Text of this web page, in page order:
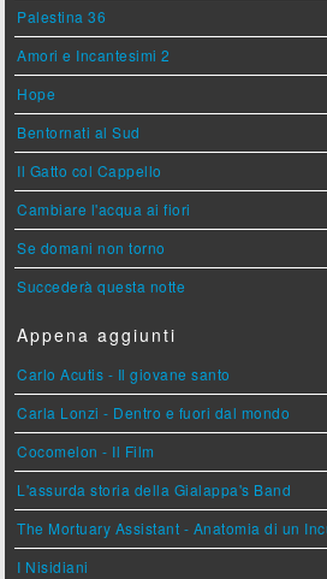
Palestina 36
Amori e Incantesimi 2
Hope
Bentornati al Sud
Il Gatto col Cappello
Cambiare l'acqua ai fiori
Se domani non torno
Succederà questa notte
Appena aggiunti
Carlo Acutis - Il giovane santo
Carla Lonzi - Dentro e fuori dal mondo
Cocomelon - Il Film
L'assurda storia della Gialappa's Band
The Mortuary Assistant - Anatomia di un
I Nisidiani